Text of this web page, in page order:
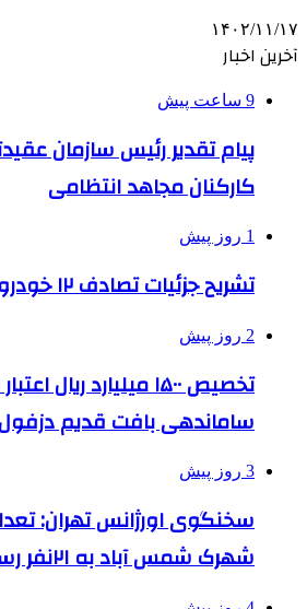
۱۴۰۲/۱۱/۱۷
آخرین اخبار
9 ساعت پیش
پیام تقدیر رئیس سازمان
کارکنان مجاهد انتظامی
1 روز پیش
تشریح جزئیات تصادف ۱۲ خودرو با ۱۹ مصدوم
2 روز پیش
تخصیص ۱۵۰۰ میلیارد ریال
ساماندهی بافت قدیم دزفول
3 روز پیش
سخنگوی اورژانس تهران:
شهرک شمس آباد به ۲۱نفر رسید